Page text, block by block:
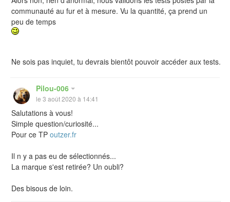
communauté au fur et à mesure. Vu la quantité, ça prend un
peu de temps
Ne sois pas inquiet, tu devrais bientôt pouvoir accéder aux tests.
Pilou-006
le 3 août 2020 à 14:41
Salutations à vous!
Simple question/curiosité...
Pour ce TPoutzer.fr
Il n y a pas eu de sélectionnés...
La marque s'est retirée? Un oubli?
Des bisous de loin.